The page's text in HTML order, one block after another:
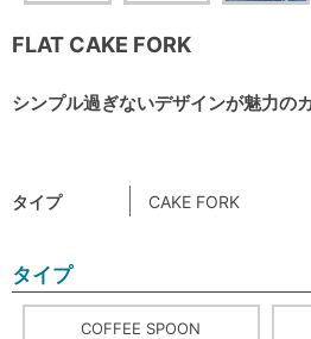
FLAT CAKE FORK
シンプル過ぎないデザインが魅力の
タイプ CAKE FORK
タイプ
COFFEE SPOON